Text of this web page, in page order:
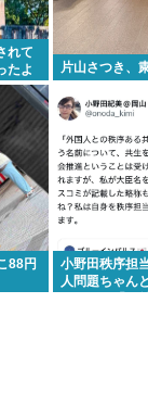
れて
たよ
片山さつき、
88円
小野田秩序担
人問題ちゃん